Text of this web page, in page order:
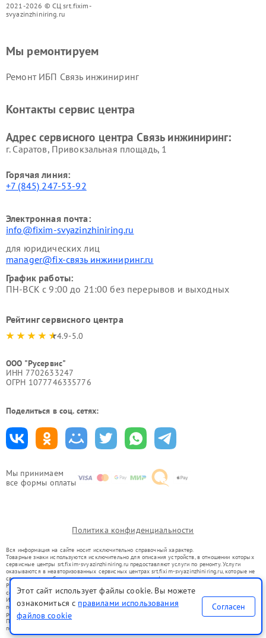
2021-2026 © СЦ srt.fixim-
svyazinzhiniring.ru
Мы принимаем
все формы оплаты
Мы ремонтируем
Ремонт ИБП Связь инжиниринг
Контакты сервис центра
Адрес сервисного центра Связь инжиниринг:
г. Саратов, Привокзальная площадь, 1
Горячая линия:
+7 (845) 247-53-92
Электронная почта:
info@fixim-svyazinzhiniring.ru
для юридических лиц
manager@fix-связь инжиниринг.ru
График работы:
ПН-ВСК с 9:00 до 21:00 без перерывов и выходных
Рейтинг сервисного центра
4.9-5.0
ООО "Русервис"
ИНН 7702633247
ОГРН 1077746335776
Поделиться в соц. сетях:
Политика конфиденциальности
Вся информация на сайте носит исключительно справочный характер.
Товарные знаки используются исключительно для описания устройств, в отношении которых
сервисные центры srt.fixim-svyazinzhiniring.ru предоставляют услуги по ремонту. Услуги
оказываются в неавторизованных сервисных центрах srt.fixim-svyazinzhiniring.ru, которые не
связаны с правообладателями товарных знаков или их официальными представителями.
Ремонт осуществляется для устройств, уже введенных в гражданский оборот в соответствии
со статьей 1487 ГК РФ.
Использование товарных знаков не преследует цели индивидуализации услуг или введения
потребителей в заблуждение, а служит для информирования о предоставляемых услугах по
ремонту техники указанных брендов.
Представленная на сайте информация не является публичной офертой, определяемой
положениями Статьи 437(2) Гражданского кодекса РФ
Этот сайт использует файлы cookie. Вы можете
ознакомиться с правилами использования
файлов cookie
Согласен